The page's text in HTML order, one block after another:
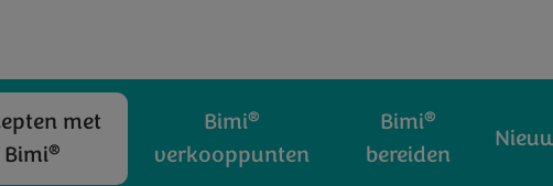
met
Bimi®
Bimi®
verkooppunten
Bimi®
bereiden